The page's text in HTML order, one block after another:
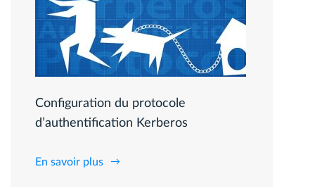
Configuration du protocole
d’authentification Kerberos
En savoir plus